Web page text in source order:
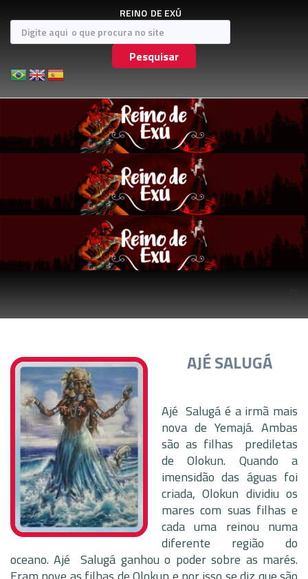
REINO DE EXÚ
Pesquisar
AJÉ SALUGÁ
Ajé Salugá é a irmã mais
nova de Yemajá. Ambas
são as filhas prediletas
de Olokun. Quando a
imensidão das águas foi
criada, Olokun dividiu os
mares com suas filhas e
cada uma reinou numa
diferente região do
oceano. Ajé Salugá ganhou o poder sobre as marés.